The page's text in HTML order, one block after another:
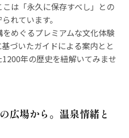
は「永久に保存すべし」との
れています。
めぐるプレミアムな文化体験
づいたガイドによる案内とと
年の歴史を紐解いてみませ
広場から。温泉情緒と